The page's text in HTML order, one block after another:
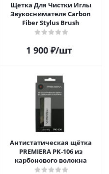
Щетка Для Чистки Иглы
Звукоснимателя Carbon
Fiber Stylus Brush
1 900₽/шт
Антистатическая щётка
PREMIERA PK-106 из
карбонового волокна